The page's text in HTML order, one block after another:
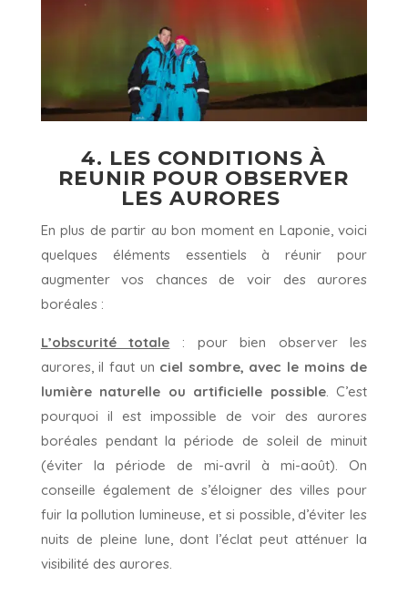
4. LES CONDITIONS À
REUNIR POUR OBSERVER
LES AURORES
En plus de partir au bon moment en Laponie, voici
quelques éléments essentiels à réunir pour
augmenter vos chances de voir des aurores
boréales :
L’obscurité totale
: pour bien observer les
aurores, il faut un ciel sombre, avec le moins de
lumière naturelle ou artificielle possible. C’est
pourquoi il est impossible de voir des aurores
boréales pendant la période de soleil de minuit
(éviter la période de mi-avril à mi-août). On
conseille également de s’éloigner des villes pour
fuir la pollution lumineuse, et si possible, d’éviter les
nuits de pleine lune, dont l’éclat peut atténuer la
visibilité des aurores.